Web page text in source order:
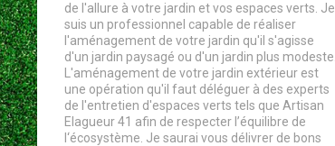
de l'allure à votre jardin et vos espaces verts. Je
suis un professionnel capable de réaliser
l'aménagement de votre jardin qu'il s'agisse
d'un jardin paysagé ou d'un jardin plus modeste.
L'aménagement de votre jardin extérieur est
une opération qu'il faut déléguer à des experts
de l'entretien d'espaces verts tels que Artisan
Elagueur 41 afin de respecter l’équilibre de
l‘écosystème. Je saurai vous délivrer de bons